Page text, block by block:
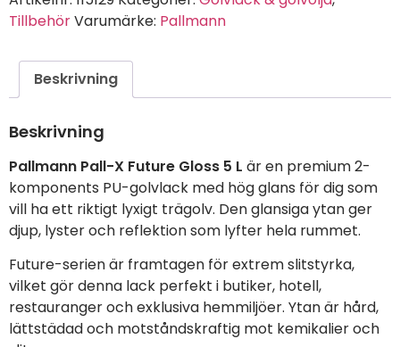
TillbehörVarumärke: Pallmann
Beskrivning
Beskrivning
Pallmann Pall-X Future Gloss 5 L är en premium 2-
komponents PU-golvlack med hög glans för dig som
vill ha ett riktigt lyxigt trägolv. Den glansiga ytan ger
djup, lyster och reflektion som lyfter hela rummet.
Future-serien är framtagen för extrem slitstyrka,
vilket gör denna lack perfekt i butiker, hotell,
restauranger och exklusiva hemmiljöer. Ytan är hård,
lättstädad och motståndskraftig mot kemikalier och